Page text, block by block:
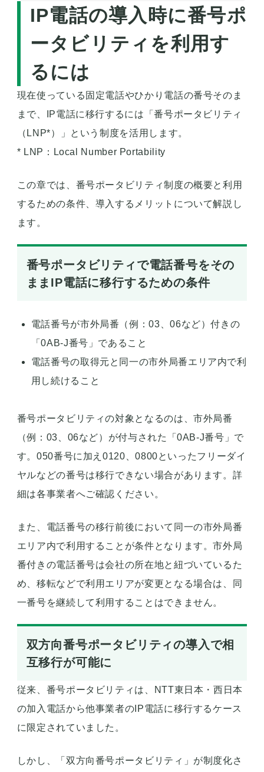
IP電話の導入時に番号ポ
ータビリティを利用す
るには
現在使っている固定電話やひかり電話の番号そのま
まで、IP電話に移行するには「番号ポータビリティ
（LNP*）」という制度を活用します。
* LNP：Local Number Portability
この章では、番号ポータビリティ制度の概要と利用
するための条件、導入するメリットについて解説し
ます。
番号ポータビリティで電話番号をその
ままIP電話に移行するための条件
電話番号が市外局番（例：03、06など）付きの
「0AB-J番号」であること
電話番号の取得元と同一の市外局番エリア内で利
用し続けること
番号ポータビリティの対象となるのは、市外局番
（例：03、06など）が付与された「0AB-J番号」で
す。050番号に加え0120、0800といったフリーダイ
ヤルなどの番号は移行できない場合があります。詳
細は各事業者へご確認ください。
また、電話番号の移行前後において同一の市外局番
エリア内で利用することが条件となります。市外局
番付きの電話番号は会社の所在地と紐づいているた
め、移転などで利用エリアが変更となる場合は、同
一番号を継続して利用することはできません。
双方向番号ポータビリティの導入で相
互移行が可能に
従来、番号ポータビリティは、NTT東日本・西日本
の加入電話から他事業者のIP電話に移行するケース
に限定されていました。
しかし、「双方向番号ポータビリティ」が制度化さ